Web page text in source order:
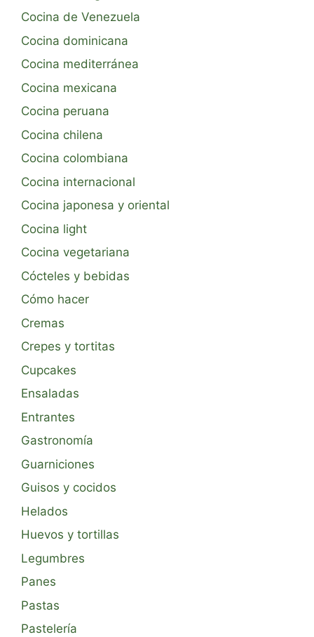
Cocina de Venezuela
Cocina dominicana
Cocina mediterránea
Cocina mexicana
Cocina peruana
Cocina chilena
Cocina colombiana
Cocina internacional
Cocina japonesa y oriental
Cocina light
Cocina vegetariana
Cócteles y bebidas
Cómo hacer
Cremas
Crepes y tortitas
Cupcakes
Ensaladas
Entrantes
Gastronomía
Guarniciones
Guisos y cocidos
Helados
Huevos y tortillas
Legumbres
Panes
Pastas
Pastelería